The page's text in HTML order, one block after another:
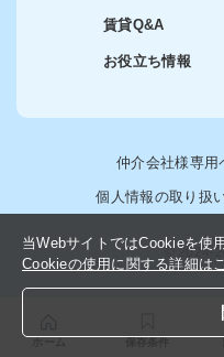
賃貸Q&A
お役立ち情報
仲介会社様専用
個人情報の取り扱
© 2024-
当WebサイトではCookieを使
Cookieの使用に関する詳細は